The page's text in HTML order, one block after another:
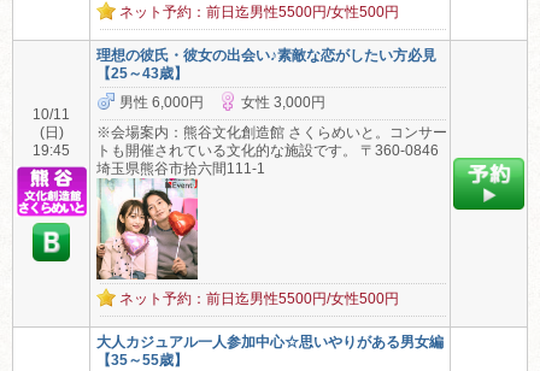
ネット予約：前日迄男性5500円/女性500円
10/11
(日)
19:45
理想の彼氏・彼女の出会い♪素敵な恋がしたい方必見
【25～43歳】
男性 6,000円
女性 3,000円
※会場案内：熊谷文化創造館 さくらめいと。コンサー
トも開催されている文化的な施設です。 〒360-0846
埼玉県熊谷市拾六間111-1
ネット予約：前日迄男性5500円/女性500円
大人カジュアル一人参加中心☆思いやりがある男女編
【35～55歳】